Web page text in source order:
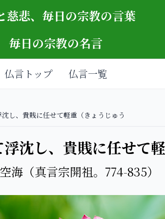
毎日の宗教の名言
仏言トップ 仏言一覧
し、貴賎に任せて軽重（きょうじゅう
沈し、貴賎に任せて
海（真言宗開祖。774-835）